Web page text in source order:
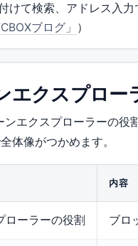
けて検索、アドレス入
ブログ」 ）
エクスプロー
エクスプローラーの役
体像がつかめます。
内容
ローラーの役割 ブロ